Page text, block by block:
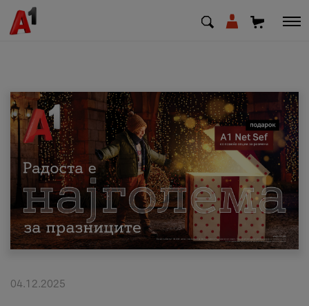
МК EN SQ
Приватни Деловни
Поддршка
Надополни кредит
04.12.2025